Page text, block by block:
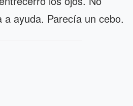
ayuda. Parecía un cebo.